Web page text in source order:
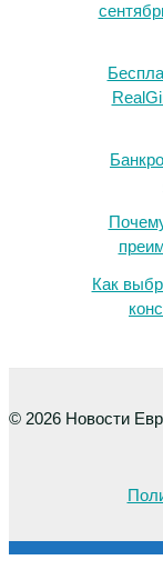
Как
© 2026 Новости